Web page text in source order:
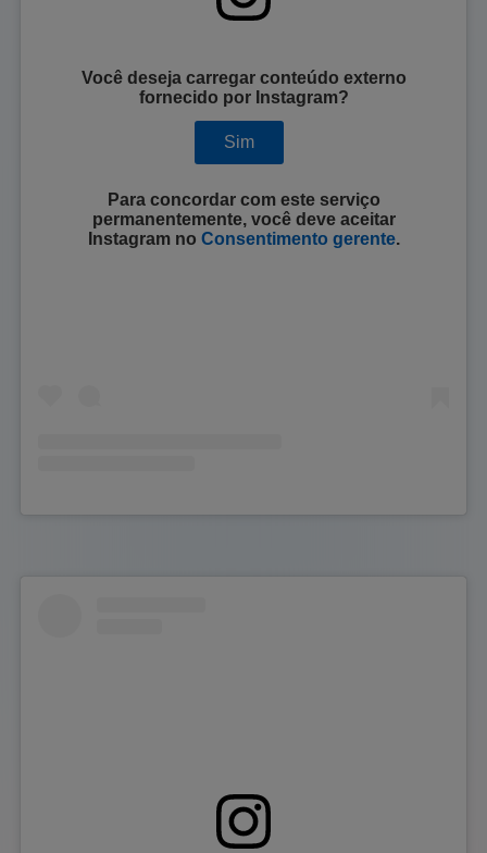
Você deseja carregar conteúdo externo
fornecido por Instagram?
Sim
Para concordar com este serviço
permanentemente, você deve aceitar
Instagramno Consentimento gerente.